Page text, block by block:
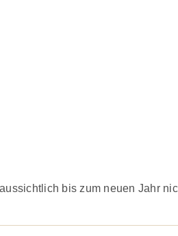
bis zum neuen Jahr